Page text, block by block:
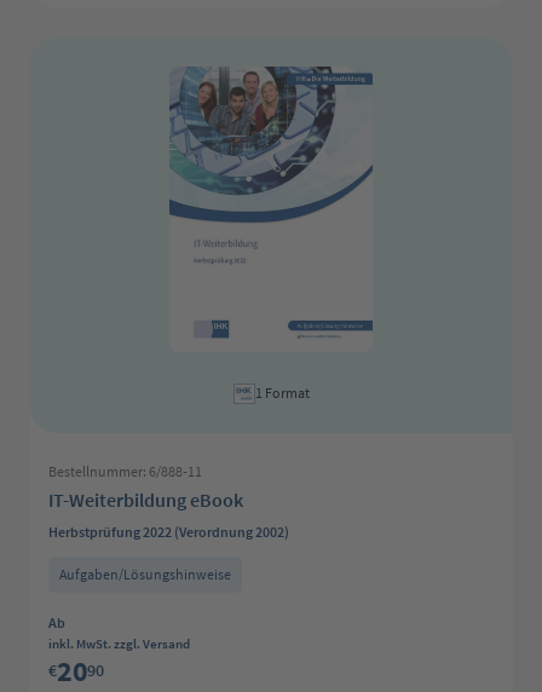
1 Format
Bestellnummer: 6/888-11
IT-Weiterbildung eBook
Herbstprüfung 2022 (Verordnung 2002)
Aufgaben/Lösungshinweise
Regulärer Preis:
Ab
inkl. MwSt. zzgl. Versand
€2090